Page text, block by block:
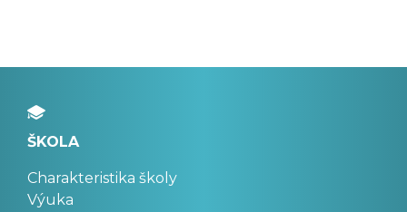
ŠKOLA
Charakteristika školy
Výuka